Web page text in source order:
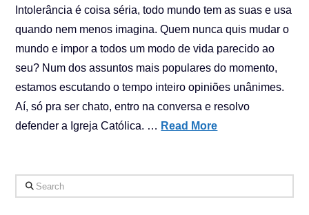
Intolerância é coisa séria, todo mundo tem as suas e usa
quando nem menos imagina. Quem nunca quis mudar o
mundo e impor a todos um modo de vida parecido ao
seu? Num dos assuntos mais populares do momento,
estamos escutando o tempo inteiro opiniões unânimes.
Aí, só pra ser chato, entro na conversa e resolvo
defender a Igreja Católica. … Read More
Search